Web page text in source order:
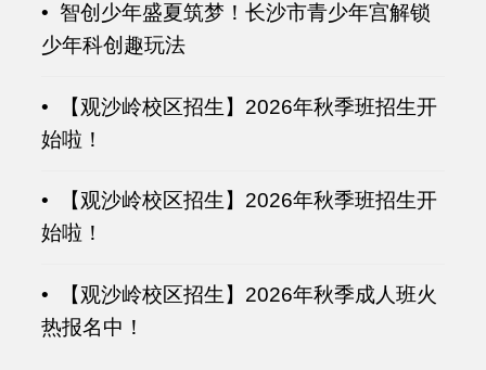
• 智创少年盛夏筑梦！长沙市青少年宫解锁
少年科创趣玩法
• 【观沙岭校区招生】2026年秋季班招生开
始啦！
• 【观沙岭校区招生】2026年秋季班招生开
始啦！
• 【观沙岭校区招生】2026年秋季成人班火
热报名中！